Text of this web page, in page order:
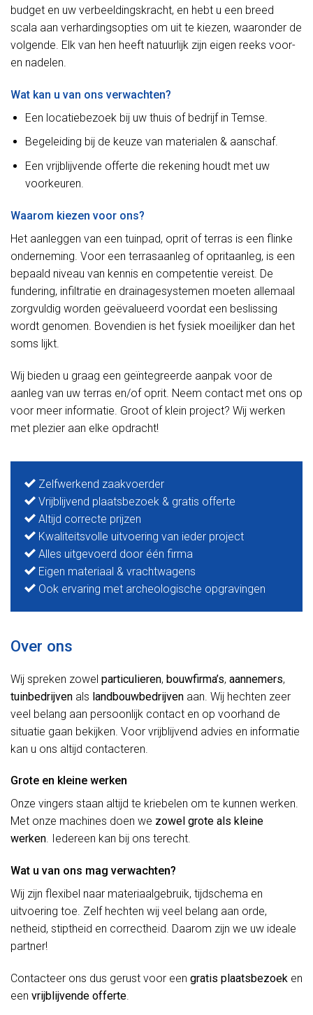
budget en uw verbeeldingskracht, en hebt u een breed
scala aan verhardingsopties om uit te kiezen, waaronder de
volgende. Elk van hen heeft natuurlijk zijn eigen reeks voor-
en nadelen.
Wat kan u van ons verwachten?
Een locatiebezoek bij uw thuis of bedrijf in Temse.
Begeleiding bij de keuze van materialen & aanschaf.
Een vrijblijvende offerte die rekening houdt met uw
voorkeuren.
Waarom kiezen voor ons?
Het aanleggen van een tuinpad, oprit of terras is een flinke
onderneming. Voor een terrasaanleg of opritaanleg, is een
bepaald niveau van kennis en competentie vereist. De
fundering, infiltratie en drainagesystemen moeten allemaal
zorgvuldig worden geëvalueerd voordat een beslissing
wordt genomen. Bovendien is het fysiek moeilijker dan het
soms lijkt.
Wij bieden u graag een geïntegreerde aanpak voor de
aanleg van uw terras en/of oprit. Neem contact met ons op
voor meer informatie. Groot of klein project? Wij werken
met plezier aan elke opdracht!
Zelfwerkend zaakvoerder
Vrijblijvend plaatsbezoek & gratis offerte
Altijd correcte prijzen
Kwaliteitsvolle uitvoering van ieder project
Alles uitgevoerd door één firma
Eigen materiaal & vrachtwagens
Ook ervaring met archeologische opgravingen
Over ons
Wij spreken zowel particulieren, bouwfirma’s, aannemers,
tuinbedrijven als landbouwbedrijven aan. Wij hechten zeer
veel belang aan persoonlijk contact en op voorhand de
situatie gaan bekijken. Voor vrijblijvend advies en informatie
kan u ons altijd contacteren.
Grote en kleine werken
Onze vingers staan altijd te kriebelen om te kunnen werken.
Met onze machines doen we zowel grote als kleine
werken. Iedereen kan bij ons terecht.
Wat u van ons mag verwachten?
Wij zijn flexibel naar materiaalgebruik, tijdschema en
uitvoering toe. Zelf hechten wij veel belang aan orde,
netheid, stiptheid en correctheid. Daarom zijn we uw ideale
partner!
Contacteer ons dus gerust voor een gratis plaatsbezoek en
een vrijblijvende offerte.